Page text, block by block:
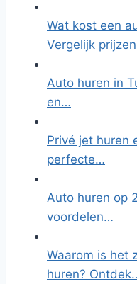
Wat kost een
Vergelijk
Auto huren in
en…
Privé jet huren
perfecte…
Auto huren op
voordelen…
Waarom is het
huren?